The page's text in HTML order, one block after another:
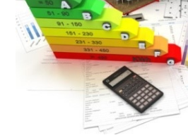
construction
au
Maroc